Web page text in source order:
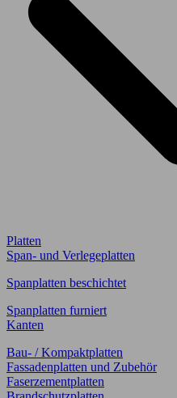
Platten
Span- und Verlegeplatten
Spanplatten beschichtet
Spanplatten furniert
Kanten
Bau- / Kompaktplatten
Fassadenplatten und Zubehör
Faserzementplatten